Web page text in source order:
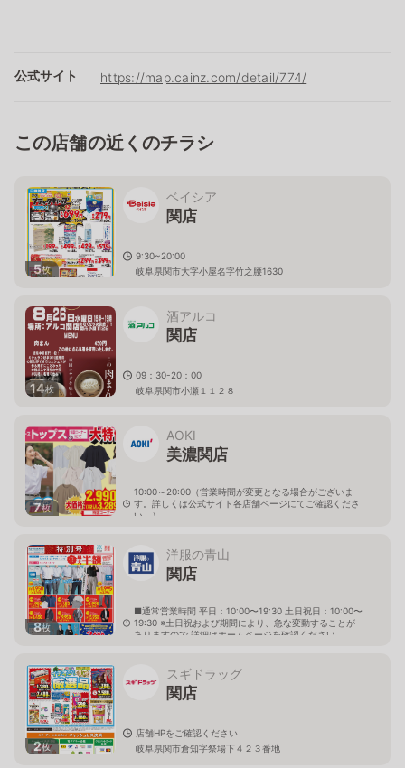
公式サイト https://map.cainz.com/detail/774/
この店舗の近くのチラシ
5枚
ベイシア
関店
9:30~20:00
岐阜県関市大字小屋名字竹之腰1630
14枚
酒アルコ
関店
09：30-20：00
岐阜県関市小瀬１１２８
7枚
AOKI
美濃関店
10:00～20:00（営業時間が変更となる場合がございま
す。詳しくは公式サイト各店舗ページにてご確認くださ
い。）
8枚
洋服の青山
関店
■通常営業時間 平日：10:00〜19:30 土日祝日：10:00〜
19:30 ※土日祝および期間により、急な変動することが
ありますので 詳細はホームページを確認ください
2枚
スギドラッグ
関店
店舗HPをご確認ください
岐阜県関市倉知字祭場下４２３番地